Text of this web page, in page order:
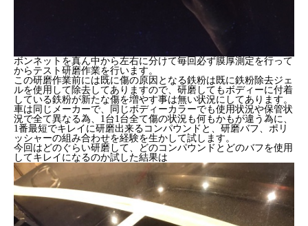
ボンネットを真ん中から左右に分けて毎回必ず膜厚測定を行って
からテスト研磨作業を行います。
この研磨作業前には既に傷の原因となる鉄粉は既に鉄粉除去ジェ
ルを使用して除去してありますので、研磨してもボディーに付着
している鉄粉が新たな傷を増やす事は無い状況にしてあります。
車は同じメーカーで、同じボディーカラーでも使用状況や保管状
況で全て異なる為、1台1台全て傷の状況も何もかもが違う為に、
1番最短でキレイに研磨出来るコンパウンドと、研磨バフ、ポリ
ッシャーの組み合わせを経験を生かして試します。
今回はどのぐらい研磨して、どのコンパウンドとどのバフを使用
してキレイになるのか試した結果は